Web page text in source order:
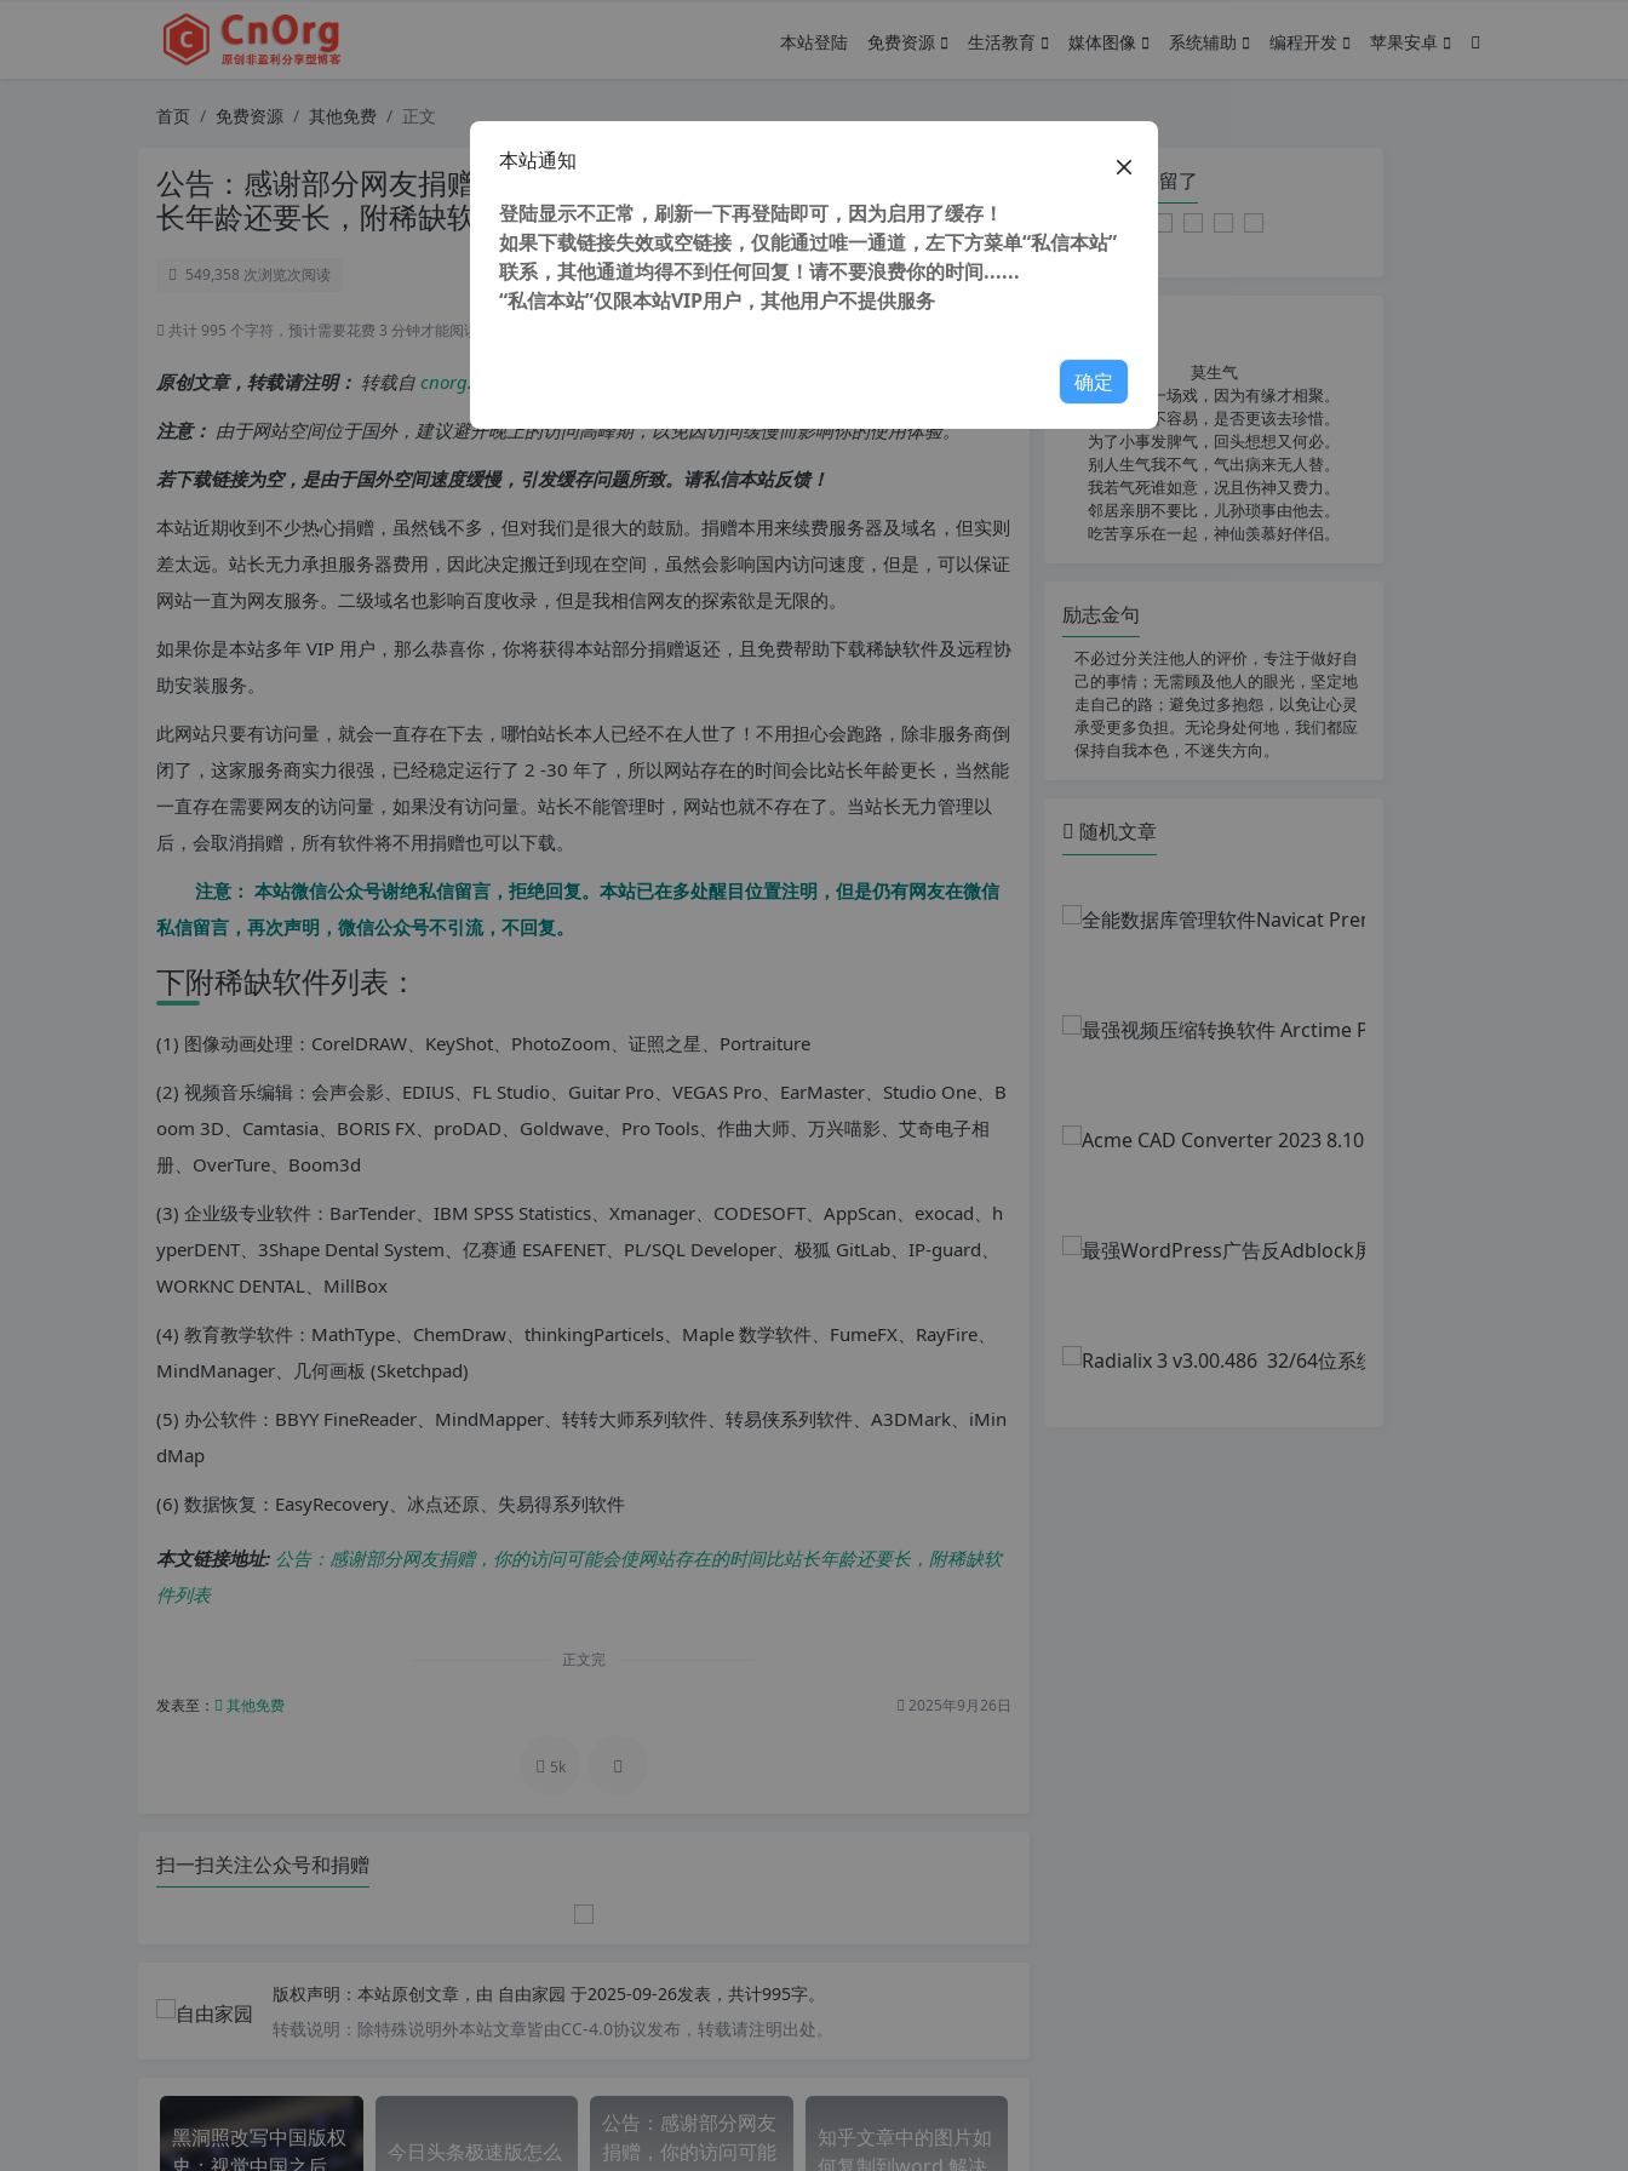
本站登陆 免费资源 生活教育 媒体图像 系统辅助 编程开发 苹果安卓
首页 免费资源 其他免费 正文
公告：感谢部分网友捐赠，你的访问可能会使网站存在的时间比站
长年龄还要长，附稀缺软件列表
549,358 次浏览次阅读
共计 995 个字符，预计需要花费 3 分钟才能阅读完成。
原创文章，转载请注明： 转载自 cnorg.12hp.de
注意： 由于网站空间位于国外，建议避开晚上的访问高峰期，以免因访问缓慢而影响你的使用体验。
若下载链接为空，是由于国外空间速度缓慢，引发缓存问题所致。请私信本站反馈！
本站近期收到不少热心捐赠，虽然钱不多，但对我们是很大的鼓励。捐赠本用来续费服务器及域名，但实则
差太远。站长无力承担服务器费用，因此决定搬迁到现在空间，虽然会影响国内访问速度，但是，可以保证
网站一直为网友服务。二级域名也影响百度收录，但是我相信网友的探索欲是无限的。
如果你是本站多年 VIP 用户，那么恭喜你，你将获得本站部分捐赠返还，且免费帮助下载稀缺软件及远程协
助安装服务。
此网站只要有访问量，就会一直存在下去，哪怕站长本人已经不在人世了！不用担心会跑路，除非服务商倒
闭了，这家服务商实力很强，已经稳定运行了 2 -30 年了，所以网站存在的时间会比站长年龄更长，当然能
一直存在需要网友的访问量，如果没有访问量。站长不能管理时，网站也就不存在了。当站长无力管理以
后，会取消捐赠，所有软件将不用捐赠也可以下载。
注意： 本站微信公众号谢绝私信留言，拒绝回复。本站已在多处醒目位置注明，但是仍有网友在微信
私信留言，再次声明，微信公众号不引流，不回复。
下附稀缺软件列表：
(1) 图像动画处理：CorelDRAW、KeyShot、PhotoZoom、证照之星、Portraiture
(2) 视频音乐编辑：会声会影、EDIUS、FL Studio、Guitar Pro、VEGAS Pro、EarMaster、Studio One、B
oom 3D、Camtasia、BORIS FX、proDAD、Goldwave、Pro Tools、作曲大师、万兴喵影、艾奇电子相
册、OverTure、Boom3d
(3) 企业级专业软件：BarTender、IBM SPSS Statistics、Xmanager、CODESOFT、AppScan、exocad、h
yperDENT、3Shape Dental System、亿赛通 ESAFENET、PL/SQL Developer、极狐 GitLab、IP-guard、
WORKNC DENTAL、MillBox
(4) 教育教学软件：MathType、ChemDraw、thinkingParticels、Maple 数学软件、FumeFX、RayFire、
MindManager、几何画板 (Sketchpad)
(5) 办公软件：BBYY FineReader、MindMapper、转转大师系列软件、转易侠系列软件、A3DMark、iMin
dMap
(6) 数据恢复：EasyRecovery、冰点还原、失易得系列软件
本文链接地址: 公告：感谢部分网友捐赠，你的访问可能会使网站存在的时间比站长年龄还要长，附稀缺软
件列表
正文完
发表至： 其他免费 2025年9月26日
5k
扫一扫关注公众号和捐赠
版权声明： 本站原创文章，由 自由家园 于2025-09-26发表，共计995字。
转载说明： 除特殊说明外本站文章皆由CC-4.0协议发布，转载请注明出处。
黑洞照改写中国版权
今日头条极速版怎么
公告：感谢部分网友
捐赠，你的访问可能
知乎文章中的图片如
您在本页停留了
莫生气
人生就像一场戏，因为有缘才相聚。
相扶到老不容易，是否更该去珍惜。
为了小事发脾气，回头想想又何必。
别人生气我不气，气出病来无人替。
我若气死谁如意，况且伤神又费力。
邻居亲朋不要比，儿孙琐事由他去。
吃苦享乐在一起，神仙羡慕好伴侣。
励志金句
不必过分关注他人的评价，专注于做好自
己的事情；无需顾及他人的眼光，坚定地
走自己的路；避免过多抱怨，以免让心灵
承受更多负担。无论身处何地，我们都应
保持自我本色，不迷失方向。
随机文章
本站通知
登陆显示不正常，刷新一下再登陆即可，因为启用了缓存！
如果下载链接失效或空链接，仅能通过唯一通道，左下方菜单“私信本站”
联系，其他通道均得不到任何回复！请不要浪费你的时间......
“私信本站”仅限本站VIP用户，其他用户不提供服务
确定